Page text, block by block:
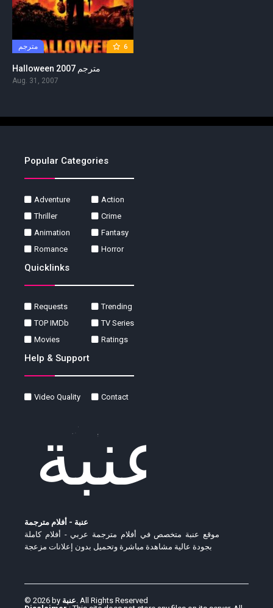
6 مترجم
Halloween 2007 مترجم
Aug. 31, 2007
Popular Categories
Adventure
Action
Thriller
Crime
Animation
Fantasy
Romance
Horror
Quicklinks
Requests
Trending
TOP IMDb
TV Series
Movies
Ratings
Help & Support
Video Quality Contact
عنبة - أفلام مترجمة
موقع عنبة متخصص في أفلام مترجمة عربي - أفلام كاملة
بجودة عالية مشاهدة مباشرة وتحميل بدون إعلانات مزعجة
© 2026 by عنبة. All Rights Reserved